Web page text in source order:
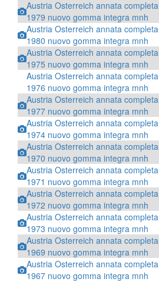
Austria Osterreich annata completa
1979 nuovo gomma integra mnh
Austria Osterreich annata completa
1980 nuovo gomma integra mnh
Austria Osterreich annata completa
1975 nuovo gomma integra mnh
Austria Osterreich annata completa
1976 nuovo gomma integra mnh
Austria Osterreich annata completa
1977 nuovo gomma integra mnh
Austria Osterreich annata completa
1974 nuovo gomma integra mnh
Austria Osterreich annata completa
1970 nuovo gomma integra mnh
Austria Osterreich annata completa
1971 nuovo gomma integra mnh
Austria Osterreich annata completa
1972 nuovo gomma integra mnh
Austria Osterreich annata completa
1973 nuovo gomma integra mnh
Austria Osterreich annata completa
1969 nuovo gomma integra mnh
Austria Osterreich annata completa
1967 nuovo gomma integra mnh